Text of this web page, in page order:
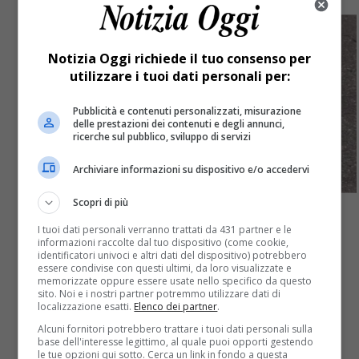
Cronaca6 anni fa
Ciclista investito da un autocarro in
retromarcia
Notizia Oggi richiede il tuo consenso per
utilizzare i tuoi dati personali per:
Pubblicità e contenuti personalizzati, misurazione
delle prestazioni dei contenuti e degli annunci,
ricerche sul pubblico, sviluppo di servizi
Archiviare informazioni su dispositivo e/o accedervi
Scopri di più
I tuoi dati personali verranno trattati da 431 partner e le
informazioni raccolte dal tuo dispositivo (come cookie,
identificatori univoci e altri dati del dispositivo) potrebbero
essere condivise con questi ultimi, da loro visualizzate e
memorizzate oppure essere usate nello specifico da questo
sito. Noi e i nostri partner potremmo utilizzare dati di
localizzazione esatti. Elenco dei partner.
Alcuni fornitori potrebbero trattare i tuoi dati personali sulla
base dell'interesse legittimo, al quale puoi opporti gestendo
le tue opzioni qui sotto. Cerca un link in fondo a questa